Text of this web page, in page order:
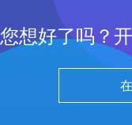
您想好了吗？